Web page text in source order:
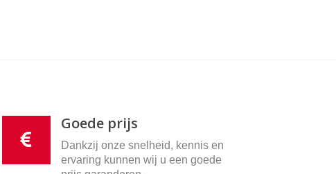
Goede prijs
Dankzij onze snelheid, kennis en
ervaring kunnen wij u een goede